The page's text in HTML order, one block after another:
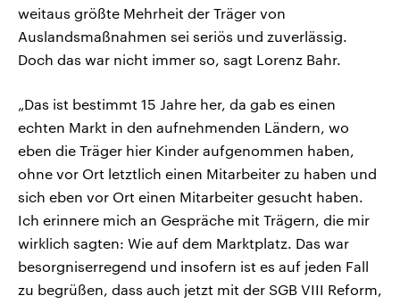
weitaus größte Mehrheit der Träger von
Auslandsmaßnahmen sei seriös und zuverlässig.
Doch das war nicht immer so, sagt Lorenz Bahr.
„Das ist bestimmt 15 Jahre her, da gab es einen
echten Markt in den aufnehmenden Ländern, wo
eben die Träger hier Kinder aufgenommen haben,
ohne vor Ort letztlich einen Mitarbeiter zu haben und
sich eben vor Ort einen Mitarbeiter gesucht haben.
Ich erinnere mich an Gespräche mit Trägern, die mir
wirklich sagten: Wie auf dem Marktplatz. Das war
besorgniserregend und insofern ist es auf jeden Fall
zu begrüßen, dass auch jetzt mit der SGB VIII Reform,